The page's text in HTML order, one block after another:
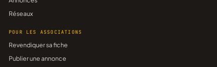
Réseaux
POUR LES ASSOCIATIONS
Revendiquer sa fiche
Publier une annonce